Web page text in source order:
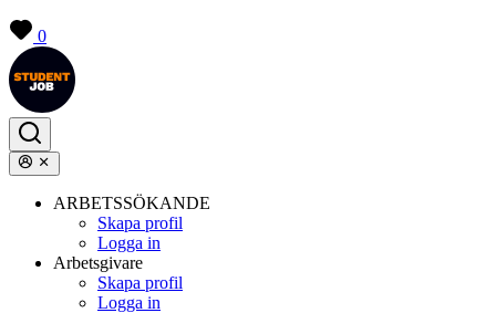
0
ARBETSSÖKANDE
Skapa profil
Logga in
Arbetsgivare
Skapa profil
Logga in